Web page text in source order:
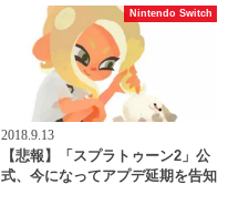
Nintendo Switch
2018.9.13
【悲報】「スプラトゥーン2」公
式、今になってアプデ延期を告知